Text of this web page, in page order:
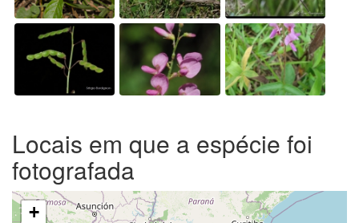
Locais em que a espécie foi
fotografada
+